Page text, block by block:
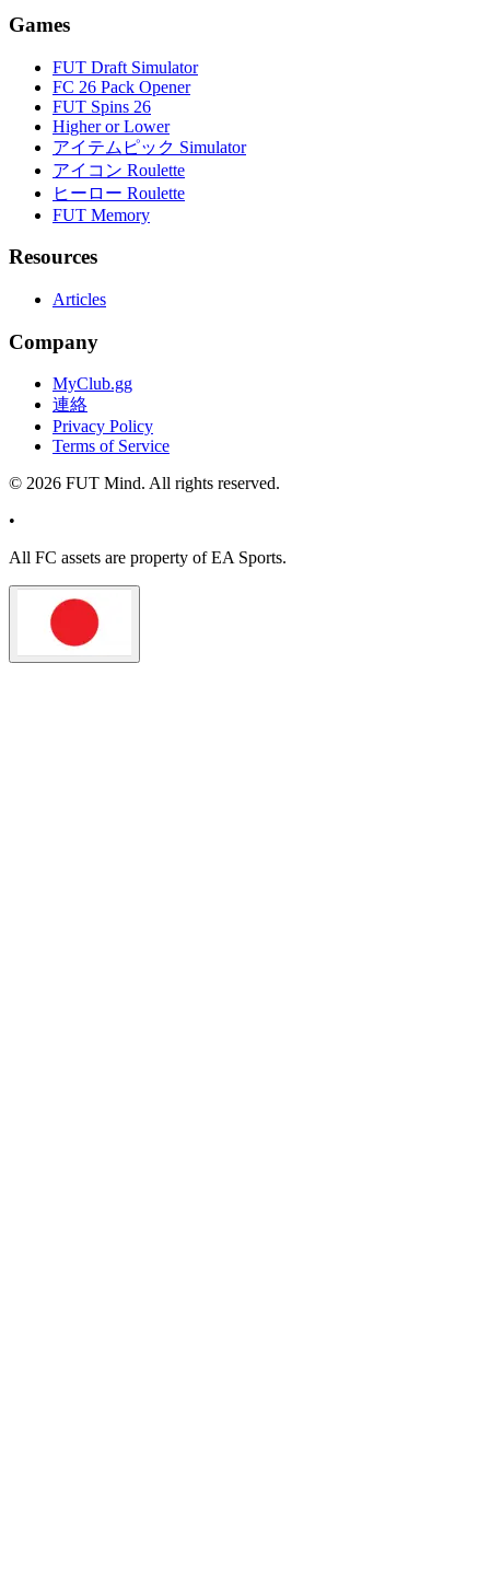
Games
FUT Draft Simulator
FC 26 Pack Opener
FUT Spins 26
Higher or Lower
アイテムピック Simulator
アイコン Roulette
ヒーロー Roulette
FUT Memory
Resources
Articles
Company
MyClub.gg
連絡
Privacy Policy
Terms of Service
© 2026 FUT Mind. All rights reserved.
•
All FC assets are property of EA Sports.